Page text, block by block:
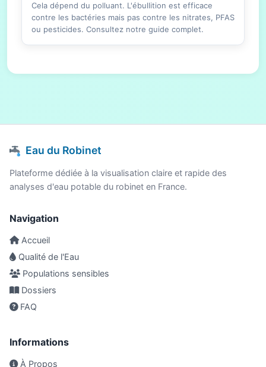
Cela dépend du polluant. L'ébullition est efficace
contre les bactéries mais pas contre les nitrates, PFAS
ou pesticides. Consultez notre guide complet.
Eau du Robinet
Plateforme dédiée à la visualisation claire et rapide des
analyses d'eau potable du robinet en France.
Navigation
Accueil
Qualité de l'Eau
Populations sensibles
Dossiers
FAQ
Informations
À Propos